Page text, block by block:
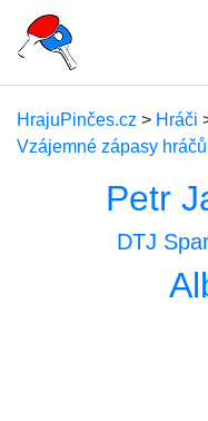
HrajuPinčes.cz > Hráči
Vzájemné zápasy
Petr
DTJ